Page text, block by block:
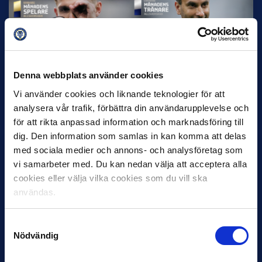
Denna webbplats använder cookies
Vi använder cookies och liknande teknologier för att
analysera vår trafik, förbättra din användarupplevelse och
för att rikta anpassad information och marknadsföring till
dig. Den information som samlas in kan komma att delas
med sociala medier och annons- och analysföretag som
vi samarbeter med. Du kan nedan välja att acceptera alla
cookies eller välja vilka cookies som du vill ska
användas.
Nödvändig
12 JUNI
Favorit i repris för Sirius i maj
Samma vinnare som i…
11 JUNI
VM-spelare med förflutet i Allsvenskan
Bosnien & Hercegovina Armin Gigovic — Helsingborgs IF